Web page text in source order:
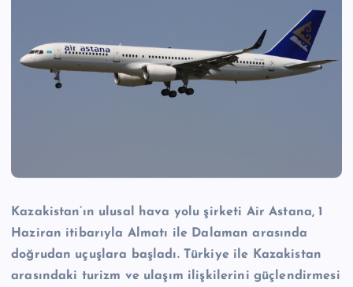
Kazakistan’ın ulusal hava yolu şirketi Air Astana, 1
Haziran itibarıyla Almatı ile Dalaman arasında
doğrudan uçuşlara başladı. Türkiye ile Kazakistan
arasındaki turizm ve ulaşım ilişkilerini güçlendirmesi